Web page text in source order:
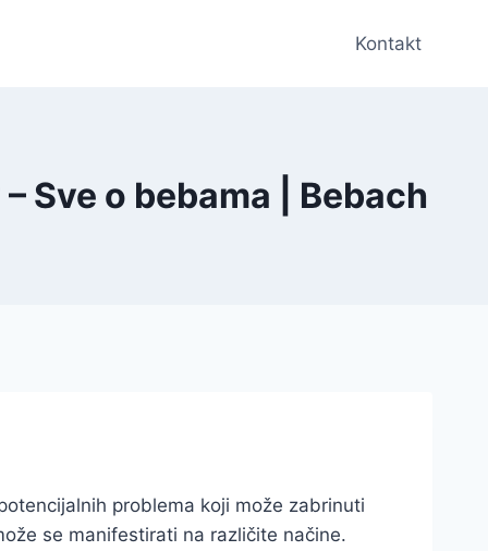
Kontakt
Sve o bebama | Bebach
problema koji može zabrinuti
se manifestirati na različite načine.